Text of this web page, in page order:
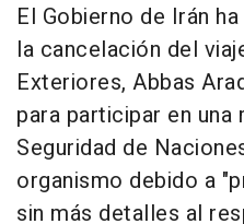
El Gobierno de Irán
la cancelación del
Exteriores, Abbas
para participar en una
Seguridad de
organismo debido a
sin más detalles al